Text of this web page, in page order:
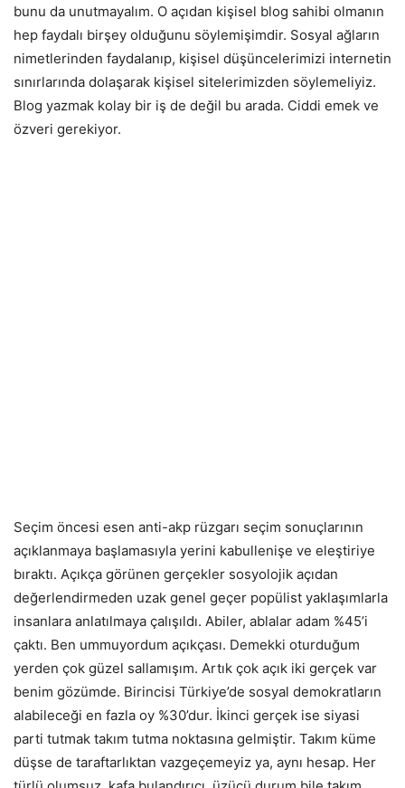
bunu da unutmayalım. O açıdan kişisel blog sahibi olmanın
hep faydalı birşey olduğunu söylemişimdir. Sosyal ağların
nimetlerinden faydalanıp, kişisel düşüncelerimizi internetin
sınırlarında dolaşarak kişisel sitelerimizden söylemeliyiz.
Blog yazmak kolay bir iş de değil bu arada. Ciddi emek ve
özveri gerekiyor.
Seçim öncesi esen anti-akp rüzgarı seçim sonuçlarının
açıklanmaya başlamasıyla yerini kabullenişe ve eleştiriye
bıraktı. Açıkça görünen gerçekler sosyolojik açıdan
değerlendirmeden uzak genel geçer popülist yaklaşımlarla
insanlara anlatılmaya çalışıldı. Abiler, ablalar adam %45’i
çaktı. Ben ummuyordum açıkçası. Demekki oturduğum
yerden çok güzel sallamışım. Artık çok açık iki gerçek var
benim gözümde. Birincisi Türkiye’de sosyal demokratların
alabileceği en fazla oy %30’dur. İkinci gerçek ise siyasi
parti tutmak takım tutma noktasına gelmiştir. Takım küme
düşse de taraftarlıktan vazgeçemeyiz ya, aynı hesap. Her